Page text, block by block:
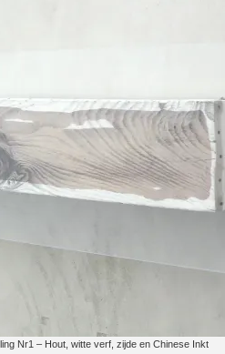
Nr1 – Hout, witte verf, zijde en Chinese Inkt